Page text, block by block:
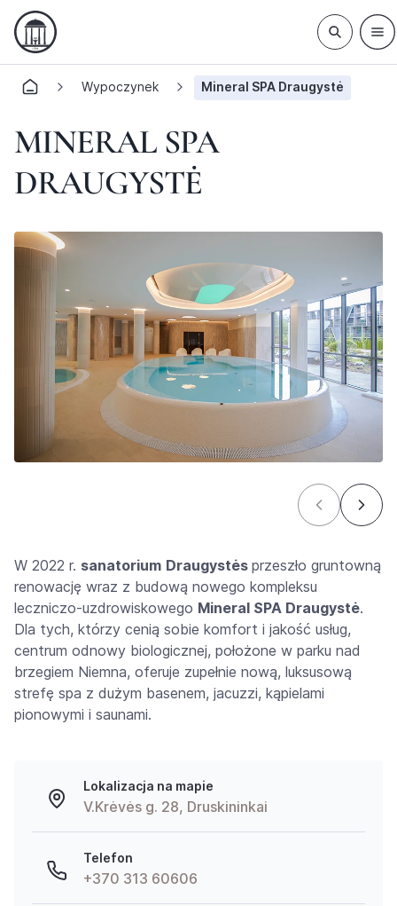
Wypoczynek Mineral SPA Draugystė
MINERAL SPA
DRAUGYSTĖ
W 2022 r. sanatorium Draugystės przeszło gruntowną
renowację wraz z budową nowego kompleksu
leczniczo-uzdrowiskowego Mineral SPA Draugystė.
Dla tych, którzy cenią sobie komfort i jakość usług,
centrum odnowy biologicznej, położone w parku nad
brzegiem Niemna, oferuje zupełnie nową, luksusową
strefę spa z dużym basenem, jacuzzi, kąpielami
pionowymi i saunami.
Lokalizacja na mapie
V.Krėvės g. 28, Druskininkai
Telefon
+370 313 60606